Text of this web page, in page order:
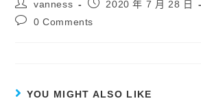
vanness 2020 年 7 月 28 日
0 Comments
YOU MIGHT ALSO LIKE